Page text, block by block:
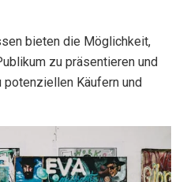
bieten die Möglichkeit,
zu präsentieren und
Käufern und